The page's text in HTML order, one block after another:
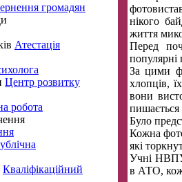
громадян
Атестація
Центр розвитку
робота
Кваліфікаційний
нікого
життя
Перед
популярні
За цими
хлопців,
вони
пишається
Було
Кожна
які
Учні
в АТО,